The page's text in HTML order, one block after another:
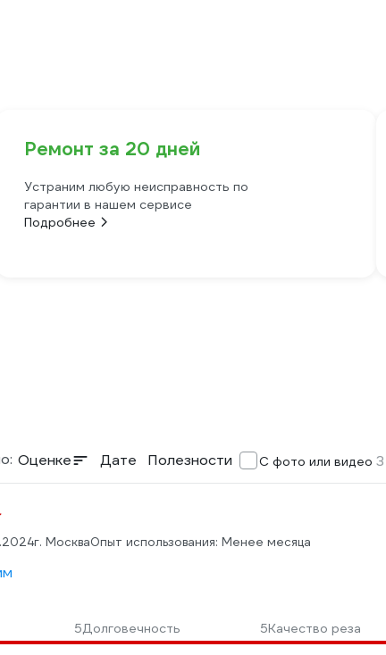
Ремонт за 20 дней
Устраним любую неисправность по
гарантии в нашем сервисе
Подробнее
Оценке Дате Полезности С фото или видео 3
г. МоскваОпыт использования: Менее месяца
5Долговечность 5Качество реза